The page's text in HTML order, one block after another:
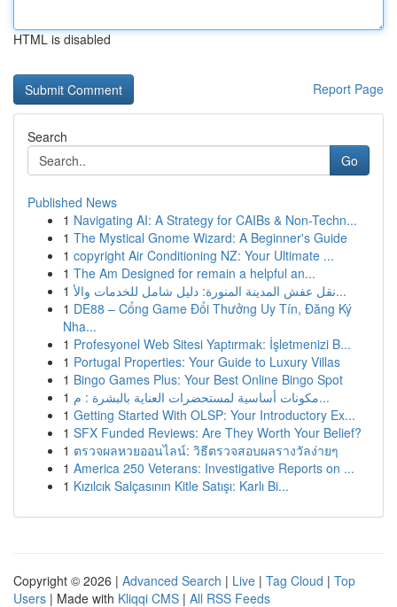
HTML is disabled
Report Page
Search
Go
Published News
1 Navigating AI: A Strategy for CAIBs & Non-Techn...
1 The Mystical Gnome Wizard: A Beginner's Guide
1 copyright Air Conditioning NZ: Your Ultimate ...
1 The Am Designed for remain a helpful an...
1
نقل عفش المدينة المنورة: دليل شامل للخدمات والأ...
1 DE88 – Cổng Game Đổi Thưởng Uy Tín, Đăng Ký
Nha...
1 Profesyonel Web Sitesi Yaptırmak: İşletmenizi B...
1 Portugal Properties: Your Guide to Luxury Villas
1 Bingo Games Plus: Your Best Online Bingo Spot
1
مكونات أساسية لمستحضرات العناية بالبشرة : م...
1 Getting Started With OLSP: Your Introductory Ex...
1 SFX Funded Reviews: Are They Worth Your Belief?
1 ตรวจผลหวยออนไลน์: วิธีตรวจสอบผลรางวัลง่ายๆ
1 America 250 Veterans: Investigative Reports on ...
1 Kızılcık Salçasının Kitle Satışı: Karlı Bi...
Copyright © 2026 | Advanced Search | Live | Tag Cloud | Top
Users | Made with Kliqqi CMS | All RSS Feeds